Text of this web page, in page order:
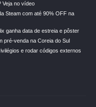
Veja no vídeo
Steam com até 90% OFF na
ganha data de estreia e pôster
pré-venda na Coreia do Sul
e rodar códigos externos